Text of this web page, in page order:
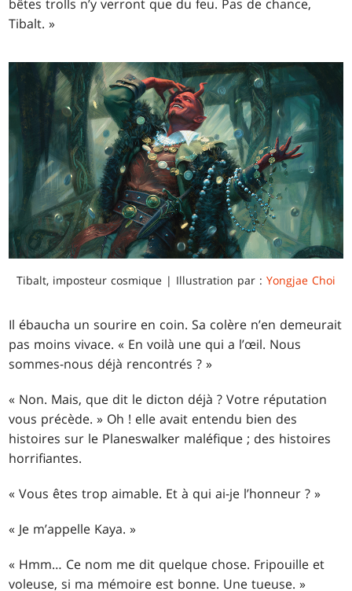
bêtes trolls n’y verront que du feu. Pas de chance,
Tibalt. »
Tibalt, imposteur cosmique | Illustration par : Yongjae Choi
Il ébaucha un sourire en coin. Sa colère n’en demeurait
pas moins vivace. « En voilà une qui a l’œil. Nous
sommes-nous déjà rencontrés ? »
« Non. Mais, que dit le dicton déjà ? Votre réputation
vous précède. » Oh ! elle avait entendu bien des
histoires sur le Planeswalker maléfique ; des histoires
horrifiantes.
« Vous êtes trop aimable. Et à qui ai-je l’honneur ? »
« Je m’appelle Kaya. »
« Hmm… Ce nom me dit quelque chose. Fripouille et
voleuse, si ma mémoire est bonne. Une tueuse. »